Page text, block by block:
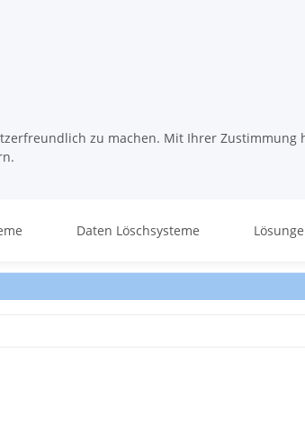
zu machen. Mit Ihrer Zustimmung
Daten Löschsysteme